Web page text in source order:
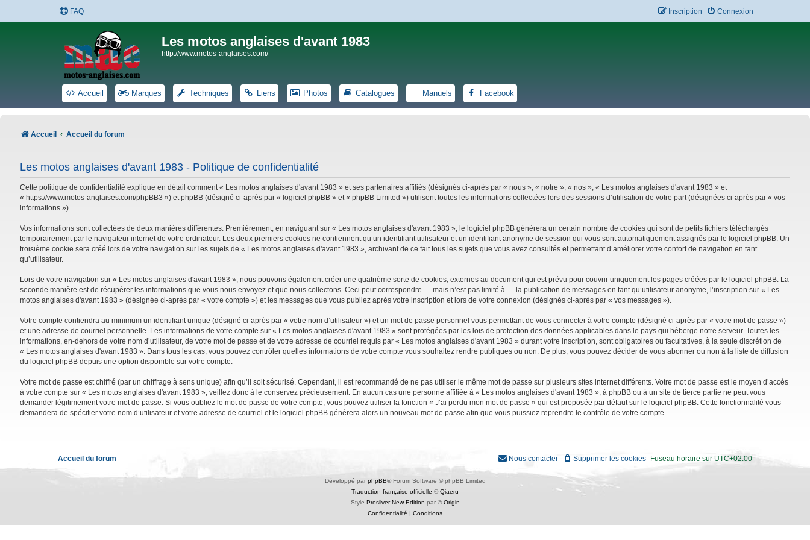
FAQ Connexion
Inscription
Les motos anglaises d'avant 1983
http://www.motos-anglaises.com/
Accueil Marques Techniques Liens Photos Catalogues Manuels Facebook
Accueil Accueil du forum
Les motos anglaises d'avant 1983 - Politique de confidentialité
Cette politique de confidentialité explique en détail comment « Les motos anglaises d'avant 1983 » et ses partenaires affiliés (désignés ci-après par « nous », « notre », « nos », « Les motos anglaises d'avant 1983 » et
« https://www.motos-anglaises.com/phpBB3 ») et phpBB (désigné ci-après par « logiciel phpBB » et « phpBB Limited ») utilisent toutes les informations collectées lors des sessions d’utilisation de votre part (désignées ci-après par « vos
informations »).
Vos informations sont collectées de deux manières différentes. Premièrement, en naviguant sur « Les motos anglaises d'avant 1983 », le logiciel phpBB génèrera un certain nombre de cookies qui sont de petits fichiers téléchargés
temporairement par le navigateur internet de votre ordinateur. Les deux premiers cookies ne contiennent qu’un identifiant utilisateur et un identifiant anonyme de session qui vous sont automatiquement assignés par le logiciel phpBB. Un
troisième cookie sera créé lors de votre navigation sur les sujets de « Les motos anglaises d'avant 1983 », archivant de ce fait tous les sujets que vous avez consultés et permettant d’améliorer votre confort de navigation en tant
qu’utilisateur.
Lors de votre navigation sur « Les motos anglaises d'avant 1983 », nous pouvons également créer une quatrième sorte de cookies, externes au document qui est prévu pour couvrir uniquement les pages créées par le logiciel phpBB. La
seconde manière est de récupérer les informations que vous nous envoyez et que nous collectons. Ceci peut correspondre — mais n’est pas limité à — la publication de messages en tant qu’utilisateur anonyme, l’inscription sur « Les
motos anglaises d'avant 1983 » (désignée ci-après par « votre compte ») et les messages que vous publiez après votre inscription et lors de votre connexion (désignés ci-après par « vos messages »).
Votre compte contiendra au minimum un identifiant unique (désigné ci-après par « votre nom d’utilisateur ») et un mot de passe personnel vous permettant de vous connecter à votre compte (désigné ci-après par « votre mot de passe »)
et une adresse de courriel personnelle. Les informations de votre compte sur « Les motos anglaises d'avant 1983 » sont protégées par les lois de protection des données applicables dans le pays qui héberge notre serveur. Toutes les
informations, en-dehors de votre nom d’utilisateur, de votre mot de passe et de votre adresse de courriel requis par « Les motos anglaises d'avant 1983 » durant votre inscription, sont obligatoires ou facultatives, à la seule discrétion de
« Les motos anglaises d'avant 1983 ». Dans tous les cas, vous pouvez contrôler quelles informations de votre compte vous souhaitez rendre publiques ou non. De plus, vous pouvez décider de vous abonner ou non à la liste de diffusion
du logiciel phpBB depuis une option disponible sur votre compte.
Votre mot de passe est chiffré (par un chiffrage à sens unique) afin qu’il soit sécurisé. Cependant, il est recommandé de ne pas utiliser le même mot de passe sur plusieurs sites internet différents. Votre mot de passe est le moyen d’accès
à votre compte sur « Les motos anglaises d'avant 1983 », veillez donc à le conservez précieusement. En aucun cas une personne affiliée à « Les motos anglaises d'avant 1983 », à phpBB ou à un site de tierce partie ne peut vous
demander légitimement votre mot de passe. Si vous oubliez le mot de passe de votre compte, vous pouvez utiliser la fonction « J’ai perdu mon mot de passe » qui est proposée par défaut sur le logiciel phpBB. Cette fonctionnalité vous
demandera de spécifier votre nom d’utilisateur et votre adresse de courriel et le logiciel phpBB générera alors un nouveau mot de passe afin que vous puissiez reprendre le contrôle de votre compte.
Accueil du forum Fuseau horaire sur UTC+02:00
Supprimer les cookies
Nous contacter
Développé par phpBB® Forum Software © phpBB Limited
Traduction française officielle ©Qiaeru
Style Prosilver New Edition par ©Origin
Confidentialité
Conditions